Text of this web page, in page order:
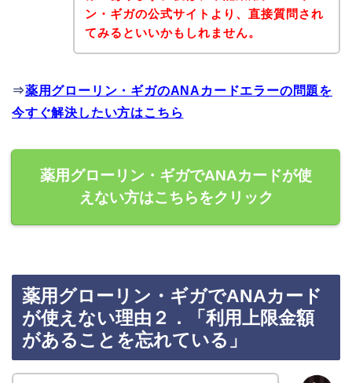
ン・ギガの公式サイトより、直接質問され
てみるといいかもしれません。
⇒薬用グローリン・ギガのANAカードエラーの問題を
今すぐ解決したい方はこちら
薬用グローリン・ギガでANAカードが使
えない方はこちらをクリック
薬用グローリン・ギガでANAカード
が使えない理由２．「利用上限金額
があることを忘れている」